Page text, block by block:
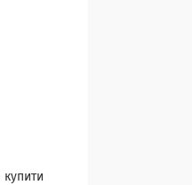
купити